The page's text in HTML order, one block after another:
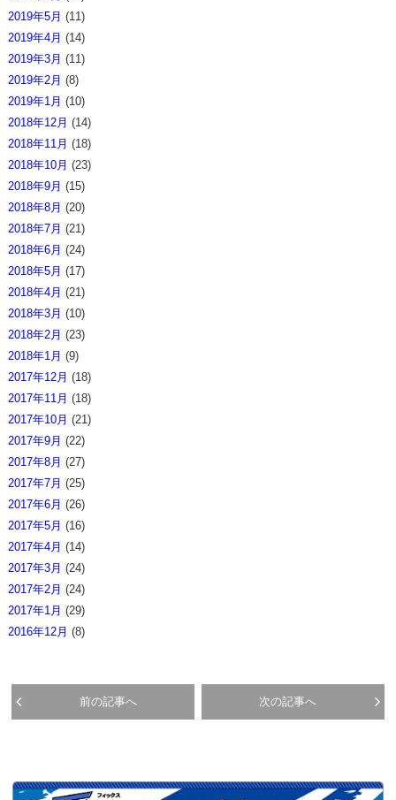
2019年5月 (11)
2019年4月 (14)
2019年3月 (11)
2019年2月 (8)
2019年1月 (10)
2018年12月 (14)
2018年11月 (18)
2018年10月 (23)
2018年9月 (15)
2018年8月 (20)
2018年7月 (21)
2018年6月 (24)
2018年5月 (17)
2018年4月 (21)
2018年3月 (10)
2018年2月 (23)
2018年1月 (9)
2017年12月 (18)
2017年11月 (18)
2017年10月 (21)
2017年9月 (22)
2017年8月 (27)
2017年7月 (25)
2017年6月 (26)
2017年5月 (16)
2017年4月 (14)
2017年3月 (24)
2017年2月 (24)
2017年1月 (29)
2016年12月 (8)
前の記事へ 次の記事へ